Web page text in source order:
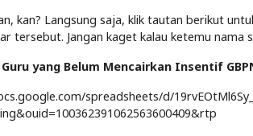
kan? Langsung saja, klik tautan berikut
tersebut. Jangan kaget kalau ketemu nama
yang Belum Mencairkan Insentif
spreadsheets/d/